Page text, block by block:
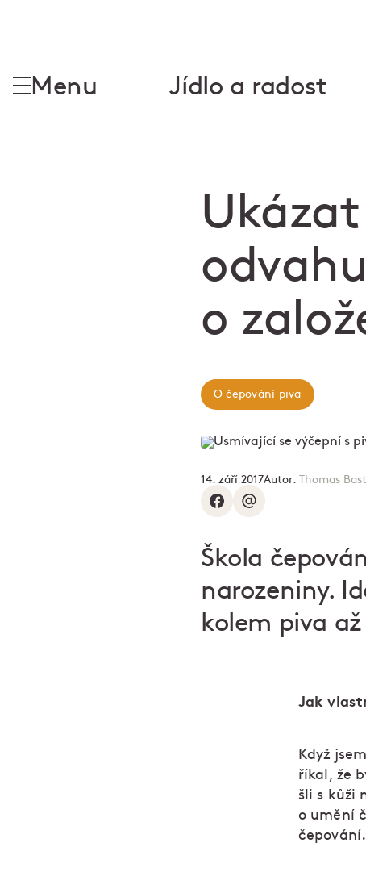
Menu Jídlo a radost
o
O čepování piva
14. září 2017Autor: Thomas
Škola
narozeniny.
kolem piva
Jak
Když
říkal, že
šli s kůži
o umění
čepování.